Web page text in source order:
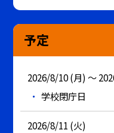
予定
2026/8/10 (月) ～
学校閉庁日
2026/8/11 (火)